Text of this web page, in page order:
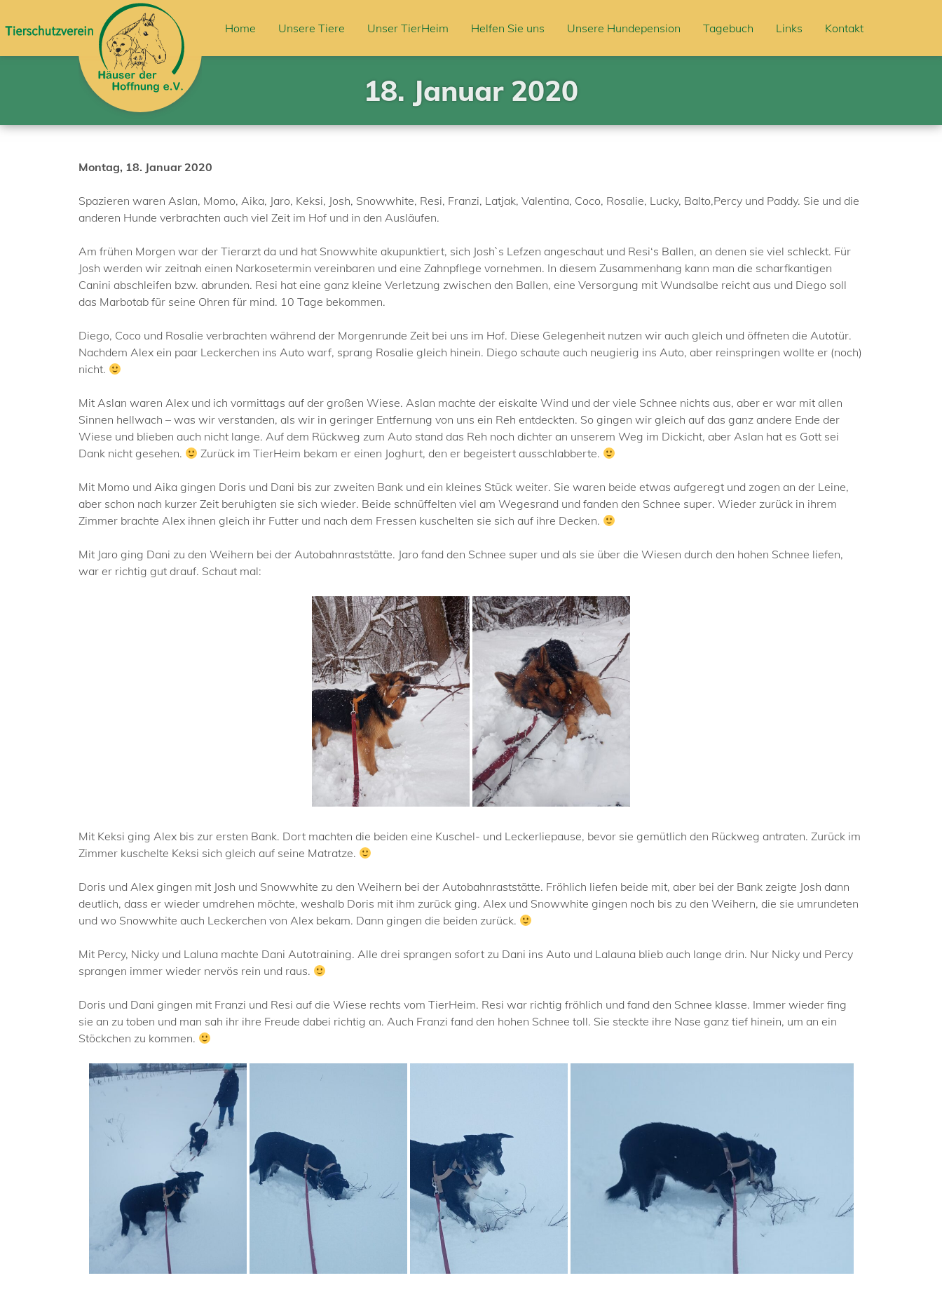
Home Unsere Tiere Unser TierHeim Helfen Sie uns Unsere Hundepension Tagebuch Links Kontakt
18. Januar 2020
Montag, 18. Januar 2020
Spazieren waren Aslan, Momo, Aika, Jaro, Keksi, Josh, Snowwhite, Resi, Franzi, Latjak, Valentina, Coco, Rosalie, Lucky, Balto,Percy und Paddy. Sie und die
anderen Hunde verbrachten auch viel Zeit im Hof und in den Ausläufen.
Am frühen Morgen war der Tierarzt da und hat Snowwhite akupunktiert, sich Josh`s Lefzen angeschaut und Resi‘s Ballen, an denen sie viel schleckt. Für
Josh werden wir zeitnah einen Narkosetermin vereinbaren und eine Zahnpflege vornehmen. In diesem Zusammenhang kann man die scharfkantigen
Canini abschleifen bzw. abrunden. Resi hat eine ganz kleine Verletzung zwischen den Ballen, eine Versorgung mit Wundsalbe reicht aus und Diego soll
das Marbotab für seine Ohren für mind. 10 Tage bekommen.
Diego, Coco und Rosalie verbrachten während der Morgenrunde Zeit bei uns im Hof. Diese Gelegenheit nutzen wir auch gleich und öffneten die Autotür.
Nachdem Alex ein paar Leckerchen ins Auto warf, sprang Rosalie gleich hinein. Diego schaute auch neugierig ins Auto, aber reinspringen wollte er (noch)
nicht.
Mit Aslan waren Alex und ich vormittags auf der großen Wiese. Aslan machte der eiskalte Wind und der viele Schnee nichts aus, aber er war mit allen
Sinnen hellwach – was wir verstanden, als wir in geringer Entfernung von uns ein Reh entdeckten. So gingen wir gleich auf das ganz andere Ende der
Wiese und blieben auch nicht lange. Auf dem Rückweg zum Auto stand das Reh noch dichter an unserem Weg im Dickicht, aber Aslan hat es Gott sei
Dank nicht gesehen.
Zurück im TierHeim bekam er einen Joghurt, den er begeistert ausschlabberte.
Mit Momo und Aika gingen Doris und Dani bis zur zweiten Bank und ein kleines Stück weiter. Sie waren beide etwas aufgeregt und zogen an der Leine,
aber schon nach kurzer Zeit beruhigten sie sich wieder. Beide schnüffelten viel am Wegesrand und fanden den Schnee super. Wieder zurück in ihrem
Zimmer brachte Alex ihnen gleich ihr Futter und nach dem Fressen kuschelten sie sich auf ihre Decken.
Mit Jaro ging Dani zu den Weihern bei der Autobahnraststätte. Jaro fand den Schnee super und als sie über die Wiesen durch den hohen Schnee liefen,
war er richtig gut drauf. Schaut mal:
Mit Keksi ging Alex bis zur ersten Bank. Dort machten die beiden eine Kuschel- und Leckerliepause, bevor sie gemütlich den Rückweg antraten. Zurück im
Zimmer kuschelte Keksi sich gleich auf seine Matratze.
Doris und Alex gingen mit Josh und Snowwhite zu den Weihern bei der Autobahnraststätte. Fröhlich liefen beide mit, aber bei der Bank zeigte Josh dann
deutlich, dass er wieder umdrehen möchte, weshalb Doris mit ihm zurück ging. Alex und Snowwhite gingen noch bis zu den Weihern, die sie umrundeten
und wo Snowwhite auch Leckerchen von Alex bekam. Dann gingen die beiden zurück.
Mit Percy, Nicky und Laluna machte Dani Autotraining. Alle drei sprangen sofort zu Dani ins Auto und Lalauna blieb auch lange drin. Nur Nicky und Percy
sprangen immer wieder nervös rein und raus.
Doris und Dani gingen mit Franzi und Resi auf die Wiese rechts vom TierHeim. Resi war richtig fröhlich und fand den Schnee klasse. Immer wieder fing
sie an zu toben und man sah ihr ihre Freude dabei richtig an. Auch Franzi fand den hohen Schnee toll. Sie steckte ihre Nase ganz tief hinein, um an ein
Stöckchen zu kommen.